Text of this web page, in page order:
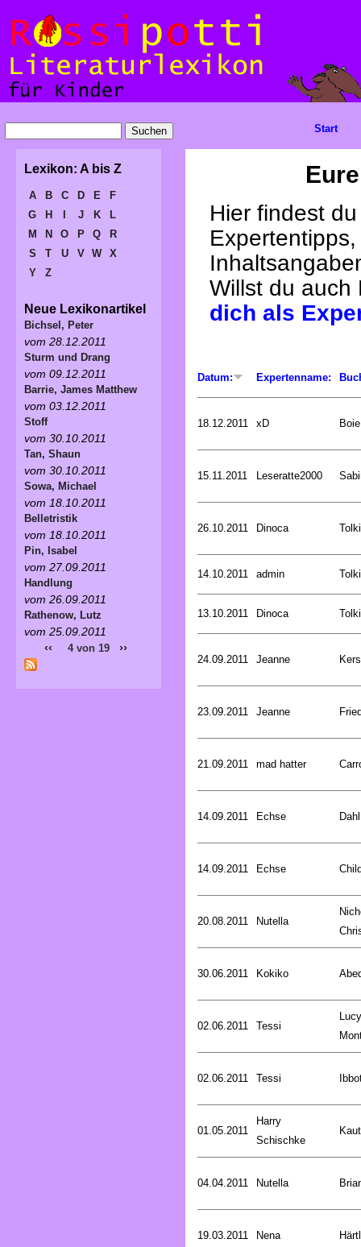
Hier findest
Willst du
dich als
Datum: Expertenname:
18.12.2011 xD
15.11.2011 Leseratte2000
26.10.2011 Dinoca
14.10.2011 admin
13.10.2011 Dinoca
24.09.2011 Jeanne
23.09.2011 Jeanne
21.09.2011 mad hatter
14.09.2011 Echse
14.09.2011 Echse
20.08.2011 Nutella
30.06.2011 Kokiko
02.06.2011 Tessi
02.06.2011 Tessi
01.05.2011
Harry
Schischke
04.04.2011 Nutella
19.03.2011 Nena
Start
Lexikon: A bis Z
A B C D E
F
G
H J K
L
M
N O P Q
R
S
T U V W
X
Y
Z
Neue Lexikonartikel
Bichsel, Peter
vom 28.12.2011
Sturm und Drang
vom 09.12.2011
Barrie, James Matthew
vom 03.12.2011
Stoff
vom 30.10.2011
Tan, Shaun
vom 30.10.2011
Sowa, Michael
vom 18.10.2011
Belletristik
vom 18.10.2011
Pin, Isabel
vom 27.09.2011
Handlung
vom 26.09.2011
Rathenow, Lutz
vom 25.09.2011
‹‹ 4 von 19 ››